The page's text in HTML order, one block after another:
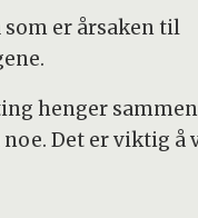
som er årsaken til
henger
Det er viktig å